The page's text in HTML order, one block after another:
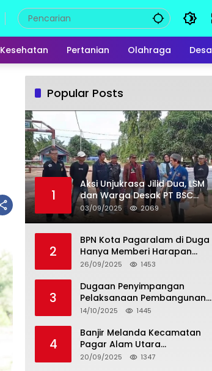
Kesehatan Pertanian Olahraga Desa
Popular Posts
1
Aksi Unjukrasa Jilid Dua, LSM
dan Warga Desak PT BSC
Bayar Lahan Milik Untung
Suropati
03/09/2025 2069
2
BPN Kota Pagaralam di Duga
Hanya Memberi Harapan
Kurang Tanggap Terkait
26/09/2025 1453
3
Dugaan Penyimpangan
Pelaksanaan Pembangunan
Prasarana Utilitas
14/10/2025 1445
4
Banjir Melanda Kecamatan
Pagar Alam Utara
Pemerintahan Luber Belum
20/09/2025 1347